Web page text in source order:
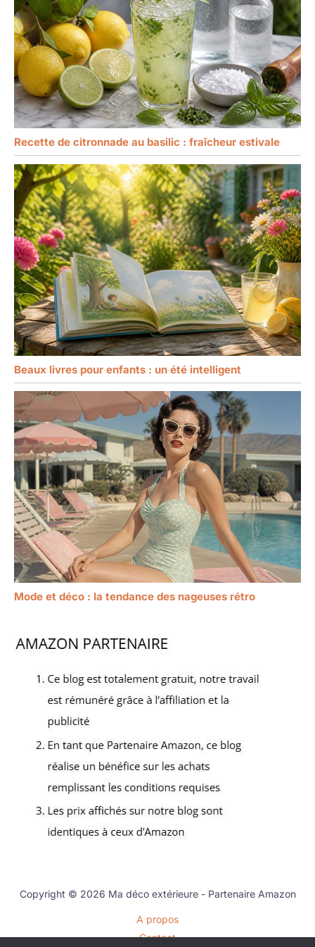
Recette de citronnade au basilic : fraîcheur estivale
Beaux livres pour enfants : un été intelligent
Mode et déco : la tendance des nageuses rétro
Copyright © 2026 Ma déco extérieure - Partenaire Amazon
A propos
Contact